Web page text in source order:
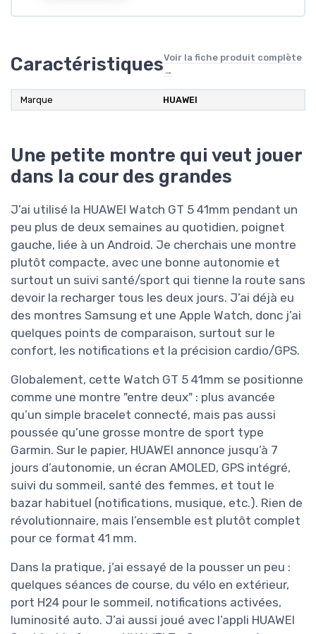
CaractéristiquesVoir la fiche produit complète
→
Marque HUAWEI
Une petite montre qui veut jouer
dans la cour des grandes
J’ai utilisé la HUAWEI Watch GT 5 41mm pendant un
peu plus de deux semaines au quotidien, poignet
gauche, liée à un Android. Je cherchais une montre
plutôt compacte, avec une bonne autonomie et
surtout un suivi santé/sport qui tienne la route sans
devoir la recharger tous les deux jours. J’ai déjà eu
des montres Samsung et une Apple Watch, donc j’ai
quelques points de comparaison, surtout sur le
confort, les notifications et la précision cardio/GPS.
Globalement, cette Watch GT 5 41mm se positionne
comme une montre "entre deux" : plus avancée
qu’un simple bracelet connecté, mais pas aussi
poussée qu’une grosse montre de sport type
Garmin. Sur le papier, HUAWEI annonce jusqu’à 7
jours d’autonomie, un écran AMOLED, GPS intégré,
suivi du sommeil, santé des femmes, et tout le
bazar habituel (notifications, musique, etc.). Rien de
révolutionnaire, mais l’ensemble est plutôt complet
pour ce format 41 mm.
Dans la pratique, j’ai essayé de la pousser un peu :
quelques séances de course, du vélo en extérieur,
port H24 pour le sommeil, notifications activées,
luminosité auto. J’ai aussi joué avec l’appli HUAWEI